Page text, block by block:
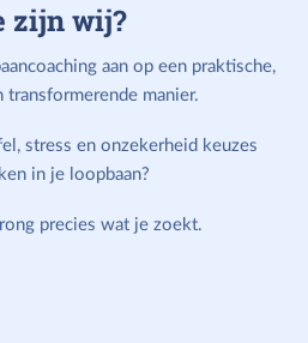
zijn wij?
aan op een praktische,
manier.
stress en onzekerheid keuzes
in je loopbaan?
precies wat je zoekt.